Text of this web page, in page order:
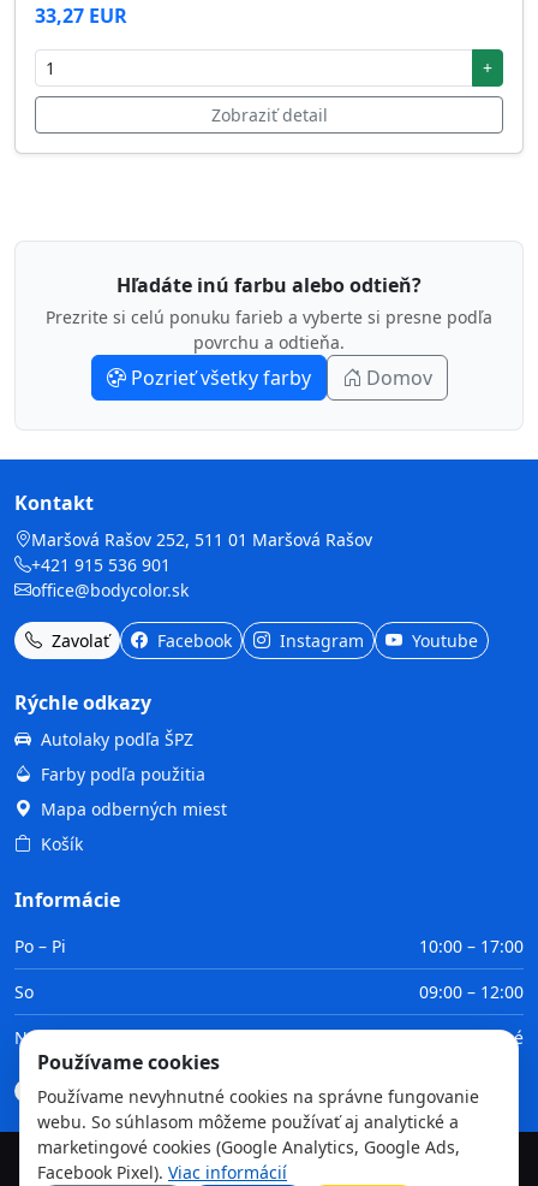
33,27 EUR
+
Zobraziť detail
Hľadáte inú farbu alebo odtieň?
Prezrite si celú ponuku farieb a vyberte si presne podľa
povrchu a odtieňa.
Pozrieť všetky farby Domov
Kontakt
Maršová Rašov 252, 511 01 Maršová Rašov
+421 915 536 901
office@bodycolor.sk
Zavolať Facebook Instagram Youtube
Rýchle odkazy
Autolaky podľa ŠPZ
Farby podľa použitia
Mapa odberných miest
Košík
Informácie
Po – Pi
10:00 – 17:00
So
09:00 – 12:00
Ne
Zatvorené
Doprava Platba Obchodné podmienky GDPR
©2026TvojaFarba.sk • Všetky práva vyhradené
Používame cookies
Používame nevyhnutné cookies na správne fungovanie
webu. So súhlasom môžeme používať aj analytické a
marketingové cookies (Google Analytics, Google Ads,
Facebook Pixel). Viac informácií